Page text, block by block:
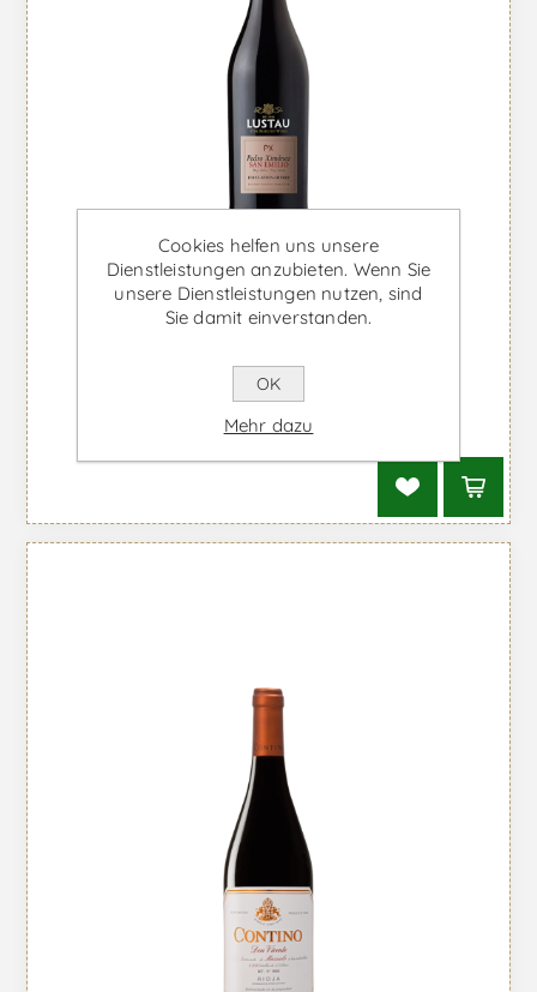
PX San Emilio - Likörwein
Ab €26,80 inkl. MwSt.
Cookies helfen uns unsere
Dienstleistungen anzubieten. Wenn Sie
unsere Dienstleistungen nutzen, sind
Sie damit einverstanden.
OK
Mehr dazu